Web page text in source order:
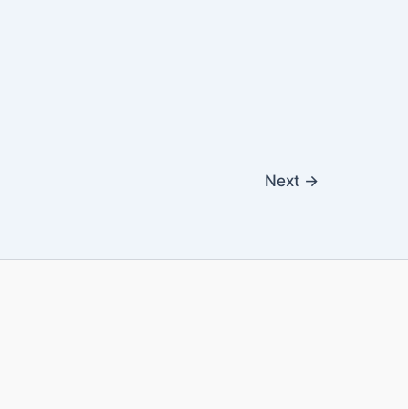
Next →